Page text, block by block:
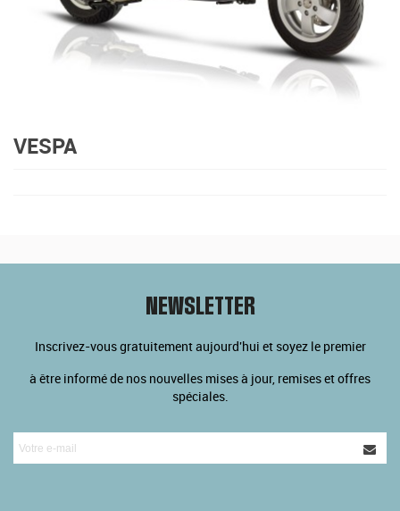
VESPA
NEWSLETTER
Inscrivez-vous gratuitement aujourd'hui et soyez le premier
à être informé de nos nouvelles mises à jour, remises et offres
spéciales.